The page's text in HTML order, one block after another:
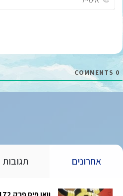
0
אחרונים תגובות